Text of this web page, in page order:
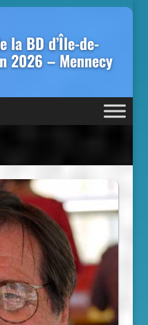
la BD d’Île-de-
2026 – Mennecy